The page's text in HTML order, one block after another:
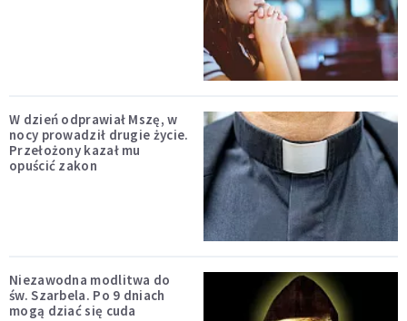
W dzień odprawiał Mszę, w
nocy prowadził drugie życie.
Przełożony kazał mu
opuścić zakon
Niezawodna modlitwa do
św. Szarbela. Po 9 dniach
mogą dziać się cuda